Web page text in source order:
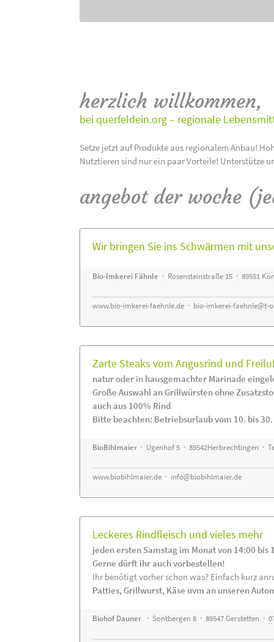
herzlich willkommen,
bei querfeldein.org – regionale
Setze jetzt auf Produkte aus regionalem Anbau!
Nutztieren sind nur ein paar Vorteile! Unterstütze
angebot der woche
Wir bringen Sie ins Schwärmen mit
Bio-Imkerei Fähnle · Rosensteinstraße 15 · 89551
www.bio-imkerei-faehnle.de · bio-imkerei-faehnle@t-
Zarte Steaks vom Angusrind und
natur oder in hausgemachter Marinade
Große Auswahl an Grillwürsten ohne
auch aus 100% Rind
Bitte beachten: Betriebsurlaub vom 10. bis
BioBihlmaier · Ugenhof 5 · 89542Herbrechtingen ·
www.biobihlmaier.de · info@biobihlmaier.de
Leckeres Rindfleisch und vieles mehr
jeden ersten Samstag im Monat von 14:00 bis
Gerne dürft ihr auch vorbestellen!
Ihr benötigt vorher schon was? Einfach kurz
Patties, Grillwurst, Käse uvm an unseren
Biohof Dauner · Sontbergen 8 · 89547 Gerstetten ·